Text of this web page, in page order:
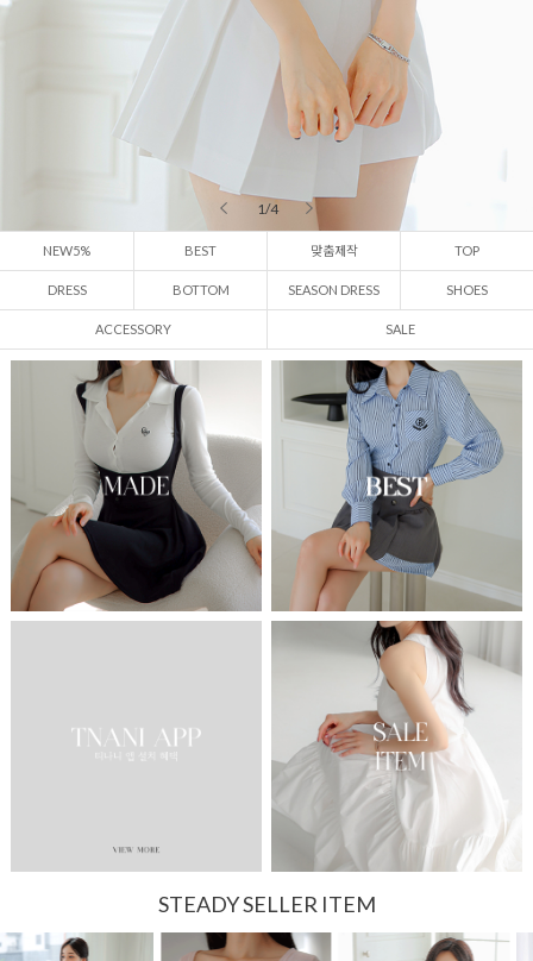
2 / 4
NEW5% BEST 맞춤제작 TOP
DRESS BOTTOM SEASON DRESS SHOES
ACCESSORY SALE
STEADY SELLER ITEM